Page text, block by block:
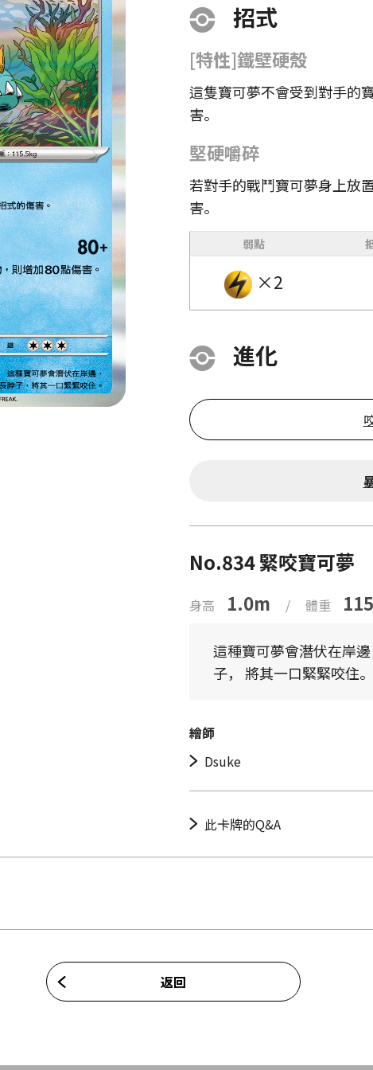
招式
[特性]鐵壁硬殼
這隻寶可夢不會受到對手的
害。
堅硬嚼碎
若對手的戰鬥寶可夢身上放
害。
弱點
×2
進化
No.834 緊咬寶可夢
身高 1.0m / 體重
這種寶可夢會潛伏在岸
子， 將其一口緊緊咬住。
繪師
Dsuke
此卡牌的Q&A
返回